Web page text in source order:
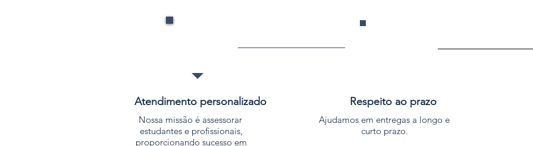
Atendimento personalizado
Nossa missão é assessorar
estudantes e profissionais,
proporcionando sucesso em
Respeito ao prazo
Ajudamos em entregas a longo e
curto prazo.